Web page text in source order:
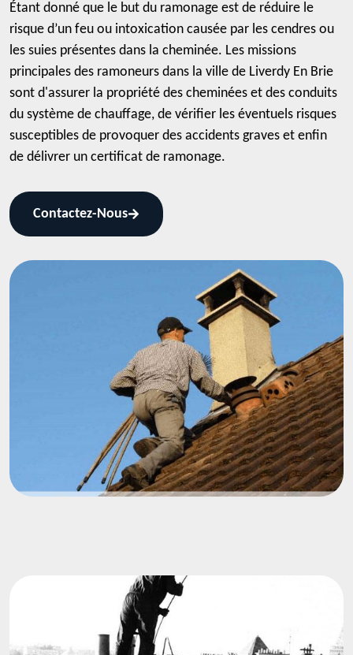
Étant donné que le but du ramonage est de réduire le
risque d’un feu ou intoxication causée par les cendres ou
les suies présentes dans la cheminée. Les missions
principales des ramoneurs dans la ville de Liverdy En Brie
sont d'assurer la propriété des cheminées et des conduits
du système de chauffage, de vérifier les éventuels risques
susceptibles de provoquer des accidents graves et enfin
de délivrer un certificat de ramonage.
Contactez-Nous